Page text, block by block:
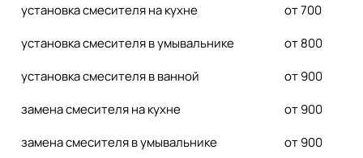
установка смесителя на кухне
от 700
установка смесителя в умывальнике
от 800
установка смесителя в ванной
от 900
замена смесителя на кухне
от 900
замена смесителя в умывальнике
от 900